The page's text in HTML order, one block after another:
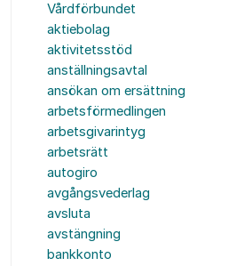
Vårdförbundet
aktiebolag
aktivitetsstöd
anställningsavtal
ansökan om ersättning
arbetsförmedlingen
arbetsgivarintyg
arbetsrätt
autogiro
avgångsvederlag
avsluta
avstängning
bankkonto